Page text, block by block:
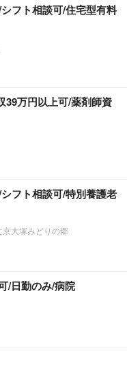
フト相談可/住宅型有料
39万円以上可/薬剤師資
フト相談可/特別養護老
大塚みどりの郷
/日勤のみ/病院